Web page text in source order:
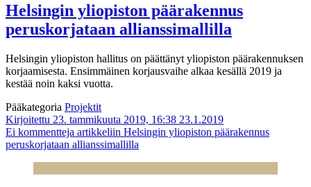
Helsingin yliopiston päärakennus
peruskorjataan allianssimallilla
Helsingin yliopiston hallitus on päättänyt yliopiston päärakennuksen
korjaamisesta. Ensimmäinen korjausvaihe alkaa kesällä 2019 ja
kestää noin kaksi vuotta.
Pääkategoria Projektit
Kirjoitettu 23. tammikuuta 2019, 16:38 23.1.2019
Ei kommentteja artikkeliin Helsingin yliopiston päärakennus
peruskorjataan allianssimallilla